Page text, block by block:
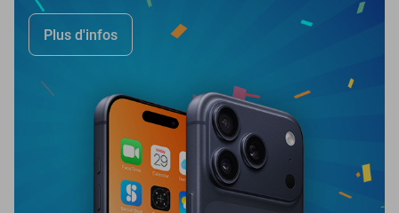
Plus d'infos